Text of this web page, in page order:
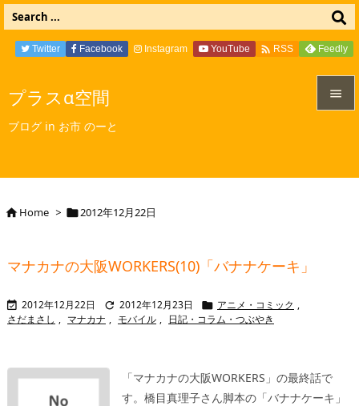
プラスα空間
ブログ in お市 のーと

Twitter Facebook Instagram YouTube  RSS Feedly
Home > 2012年12月22日
マナカナの大阪WORKERS(10)「バナナケーキ」
 2012年12月22日  2012年12月23日  アニメ・コミック ,
さだまさし , マナカナ , モバイル , 日記・コラム・つぶやき
「マナカナの大阪WORKERS」の最終話で
す。橋目真理子さん脚本の「バナナケーキ」